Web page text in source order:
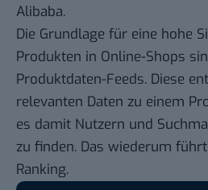
Alibaba.
Die Grundlage für eine hohe
Produkten in Online-Shops
Produktdaten-Feeds. Diese
relevanten Daten zu einem
es damit Nutzern und
zu finden. Das wiederum
Ranking.